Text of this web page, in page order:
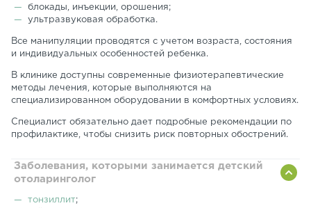
блокады, инъекции, орошения;
ультразвуковая обработка.
Все манипуляции проводятся с учетом возраста, состояния
и индивидуальных особенностей ребенка.
В клинике доступны современные физиотерапевтические
методы лечения, которые выполняются на
специализированном оборудовании в комфортных условиях.
Специалист обязательно дает подробные рекомендации по
профилактике, чтобы снизить риск повторных обострений.
Заболевания, которыми занимается детский
отоларинголог
тонзиллит;